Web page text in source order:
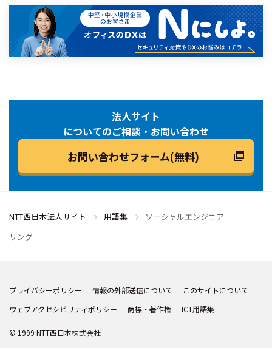
法人サイト
についてのご相談・お問い合わせ
お問い合わせフォーム(無料)
NTT西日本法人サイト 用語集
ソーシャルエンジニア
リング
プライバシーポリシー 情報の外部送信について
このサイトについて
ウェブアクセシビリティポリシー
商標・著作権 ICT用語集
© 1999 NTT西日本株式会社